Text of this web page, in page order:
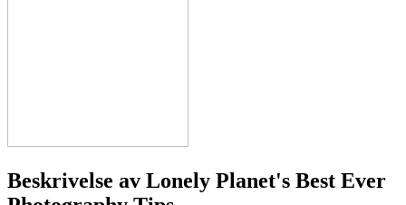
Beskrivelse av Lonely Planet's Best Ever